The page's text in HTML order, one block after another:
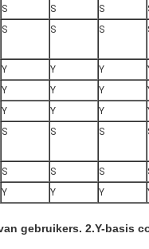
S S S
S S S
Y Y Y
Y Y Y
Y Y Y
S S S
S S S
Y Y Y
gebruikers. 2.Y-basis